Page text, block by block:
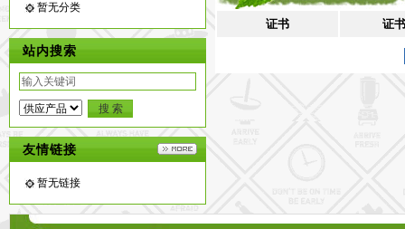
暂无分类
站内搜索
友情链接
暂无链接
证书 证